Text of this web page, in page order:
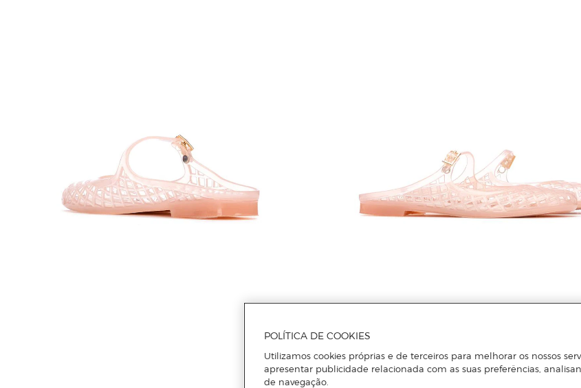
POLÍTICA DE COOKIES
Utilizamos cookies próprias e de terceiros para melhorar os nossos
apresentar publicidade relacionada com as suas preferências,
de navegação.